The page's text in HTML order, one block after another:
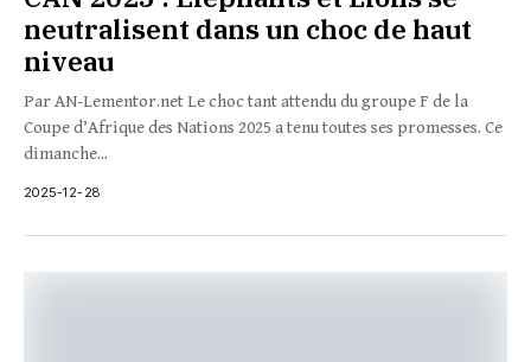
neutralisent dans un choc de haut
niveau
Par AN-Lementor.net Le choc tant attendu du groupe F de la
Coupe d’Afrique des Nations 2025 a tenu toutes ses promesses. Ce
dimanche...
2025-12-28